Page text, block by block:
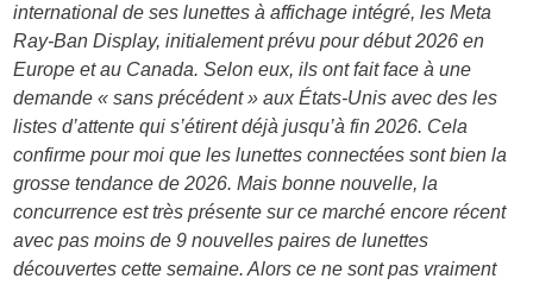
international de ses lunettes à affichage intégré, les Meta
Ray-Ban Display, initialement prévu pour début 2026 en
Europe et au Canada. Selon eux, ils ont fait face à une
demande « sans précédent » aux États-Unis avec des les
listes d’attente qui s’étirent déjà jusqu’à fin 2026. Cela
confirme pour moi que les lunettes connectées sont bien la
grosse tendance de 2026. Mais bonne nouvelle, la
concurrence est très présente sur ce marché encore récent
avec pas moins de 9 nouvelles paires de lunettes
découvertes cette semaine. Alors ce ne sont pas vraiment